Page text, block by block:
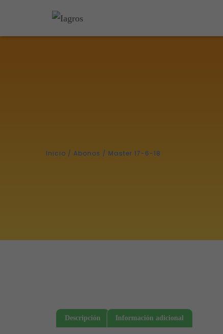
Inicio / Abonos / Master 17-6-18
Descripción Información adicional